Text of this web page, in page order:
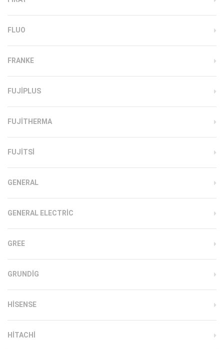
FLUO
FRANKE
FUJIPLUS
FUJITHERMA
FUJITSI
GENERAL
GENERAL ELECTRIC
GREE
GRUNDIG
HISENSE
HITACHI